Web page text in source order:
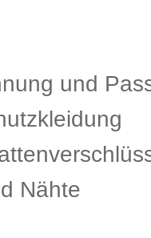
und
Nähte